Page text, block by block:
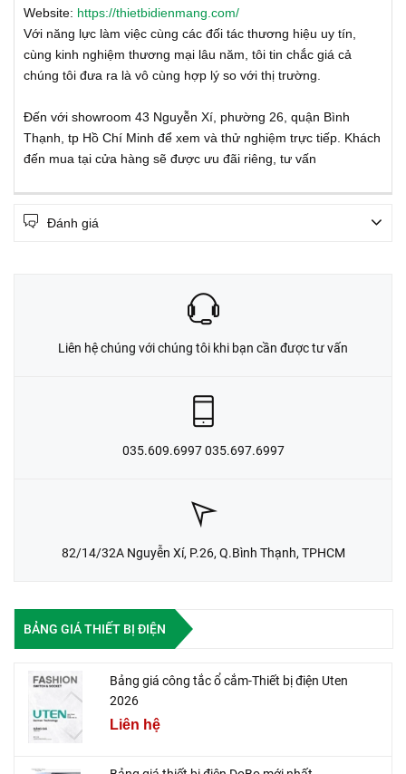
Website: https://thietbidienmang.com/
Với năng lực làm việc cùng các đối tác thương hiệu uy tín,
cùng kinh nghiệm thương mại lâu năm, tôi tin chắc giá cả
chúng tôi đưa ra là vô cùng hợp lý so với thị trường.
Đến với showroom 43 Nguyễn Xí, phường 26, quận Bình
Thạnh, tp Hồ Chí Minh để xem và thử nghiệm trực tiếp. Khách
đến mua tại cửa hàng sẽ được ưu đãi riêng, tư vấn
Đánh giá
Liên hệ chúng với chúng tôi khi bạn cần được tư vấn
035.609.6997 035.697.6997
82/14/32A Nguyễn Xí, P.26, Q.Bình Thạnh, TPHCM
BẢNG GIÁ THIẾT BỊ ĐIỆN
Bảng giá công tắc ổ cắm-Thiết bị điện Uten
2026
Liên hệ